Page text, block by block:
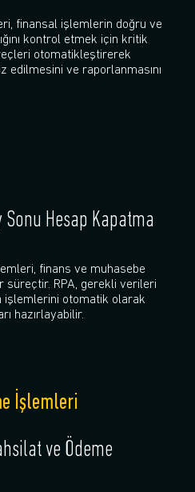
finansal işlemlerin doğru ve
kontrol etmek için kritik
otomatikleştirerek
edilmesini ve raporlanmasını
Hesap Kapatma
finans ve muhasebe
süreçtir. RPA, gerekli verileri
işlemlerini otomatik olarak
hazırlayabilir.
İşlemleri
ve Ödeme